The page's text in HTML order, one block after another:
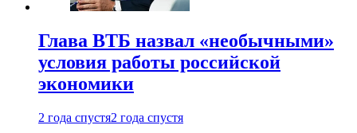
Глава ВТБ назвал «необычными»
условия работы российской
экономики
2 года спустя2 года спустя